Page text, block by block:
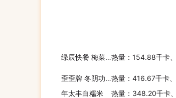
绿辰快餐 梅菜扣肉饭(菜肴)热量：154.88千卡
歪歪牌 冬阴功酸辣虾味方便面热量：416.67千卡
年太丰白糯米
热量：348.20千卡